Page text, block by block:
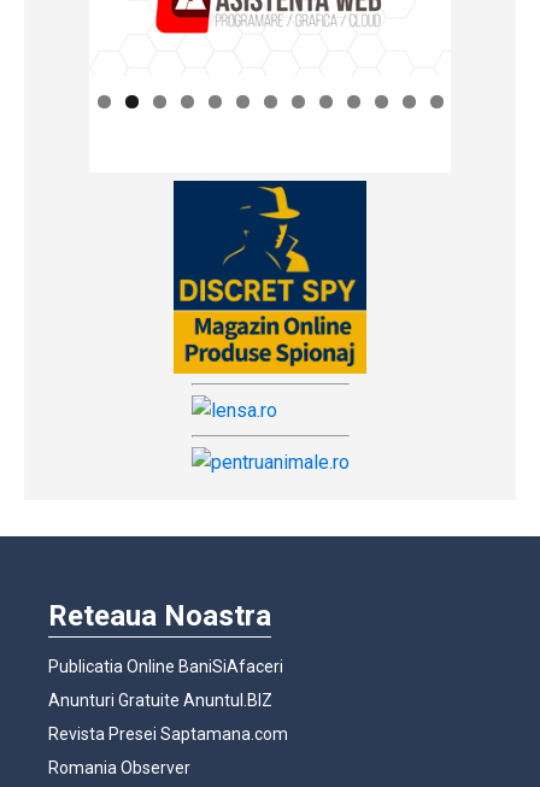
Reteaua Noastra
Publicatia Online BaniSiAfaceri
Anunturi Gratuite Anuntul.BIZ
Revista Presei Saptamana.com
Romania Observer